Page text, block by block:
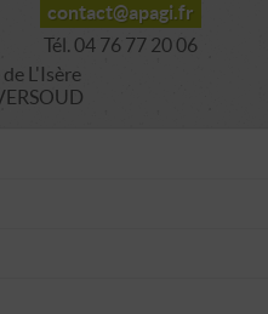
contact@apagi.fr
Tél. 04 76 77 20 06
L'Isère